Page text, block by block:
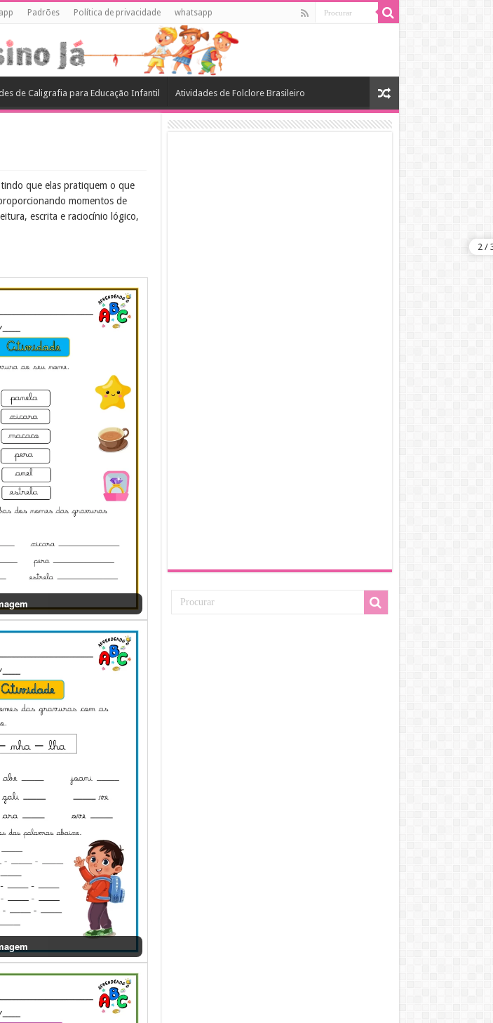
Padrões Política de privacidade whatsapp
de Caligrafia para Educação Infantil Atividades de Folclore Brasileiro
que elas pratiquem o que
momentos de
escrita e raciocínio lógico,
lúdicas e educativas. Ao
habilidades e aumentar a
crianças. Com este material,
ambiente de aprendizado
crianças, tornando o